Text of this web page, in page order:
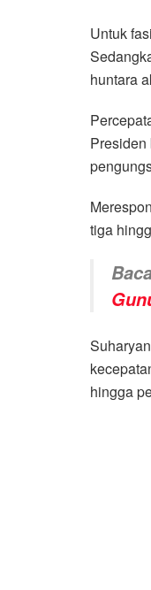
Untuk
huntara
Presiden
tiga
hingga